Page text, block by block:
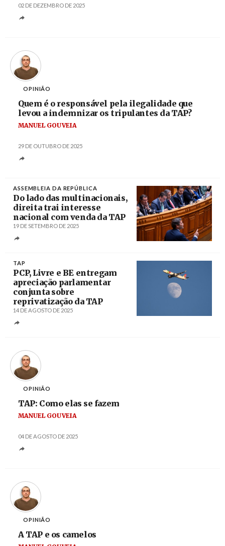
02 DE DEZEMBRO DE 2025
OPINIÃO
Quem é o responsável pela ilegalidade que
levou a indemnizar os tripulantes da TAP?
MANUEL GOUVEIA
29 DE OUTUBRO DE 2025
ASSEMBLEIA DA REPÚBLICA
Do lado das multinacionais,
direita trai interesse
nacional com venda da TAP
19 DE SETEMBRO DE 2025
TAP
PCP, Livre e BE entregam
apreciação parlamentar
conjunta sobre
reprivatização da TAP
14 DE AGOSTO DE 2025
OPINIÃO
TAP: Como elas se fazem
MANUEL GOUVEIA
04 DE AGOSTO DE 2025
OPINIÃO
A TAP e os camelos